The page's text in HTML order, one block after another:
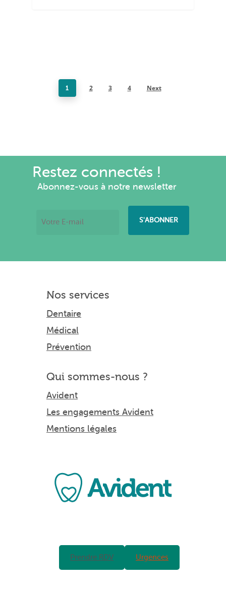
1 2 3 4 Next
Restez connectés !
Abonnez-vous à notre newsletter
Nos services
Dentaire
Médical
Prévention
Qui sommes-nous ?
Avident
Les engagements Avident
Mentions légales
Prendre RDV Urgences